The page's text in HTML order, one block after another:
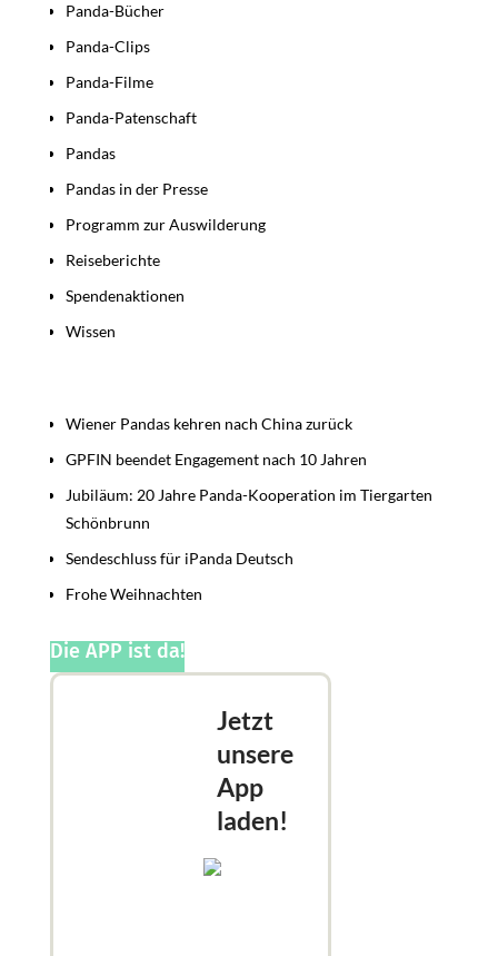
Panda-Bücher
Panda-Clips
Panda-Filme
Panda-Patenschaft
Pandas
Pandas in der Presse
Programm zur Auswilderung
Reiseberichte
Spendenaktionen
Wissen
Wiener Pandas kehren nach China zurück
GPFIN beendet Engagement nach 10 Jahren
Jubiläum: 20 Jahre Panda-Kooperation im Tiergarten
Schönbrunn
Sendeschluss für iPanda Deutsch
Frohe Weihnachten
Die APP ist da!
Jetzt
unsere
App
laden!